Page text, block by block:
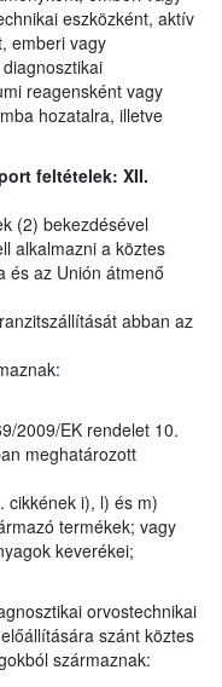
eszközként, aktív
emberi vagy
reagensként vagy
hozatalra, illetve
feltételek: XII.
(2) bekezdésével
alkalmazni a köztes
és az Unión átmenő
abban az
2009/EK rendelet 10.
meghatározott
cikkének i), l) és m)
termékek; vagy
keverékei;
orvostechnikai
szánt köztes
származnak: